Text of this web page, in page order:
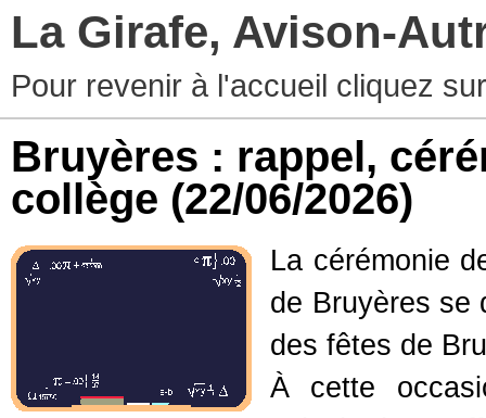
La Girafe, Avison-
Pour revenir à l'accueil cliquez
Bruyères : rappel,
collège (22/06/2026)
La cérémonie
de Bruyères se
des fêtes de
À cette